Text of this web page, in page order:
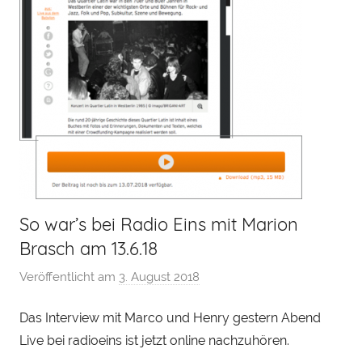
So war’s bei Radio Eins mit Marion
Brasch am 13.6.18
Veröffentlicht am 3. August 2018
n
H
Das Interview mit Marco und Henry gestern Abend
Live bei radioeins ist jetzt online nachzuhören.